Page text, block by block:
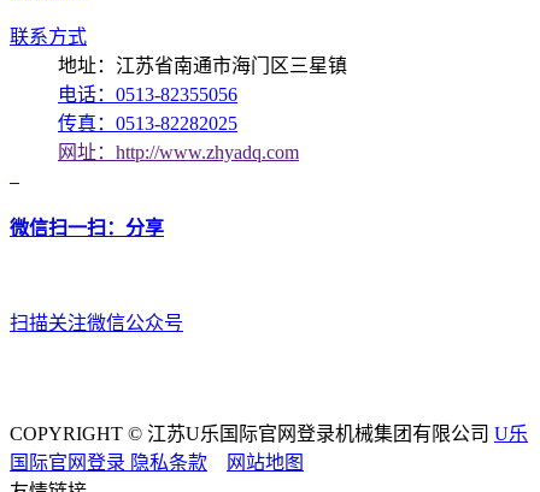
联系方式
地址：江苏省南通市海门区三星镇
电话：0513-82355056
传真：0513-82282025
网址：http://www.zhyadq.com
微信扫一扫：分享
扫描关注微信公众号
COPYRIGHT © 江苏U乐国际官网登录机械集团有限公司 U乐
国际官网登录 隐私条款
网站地图